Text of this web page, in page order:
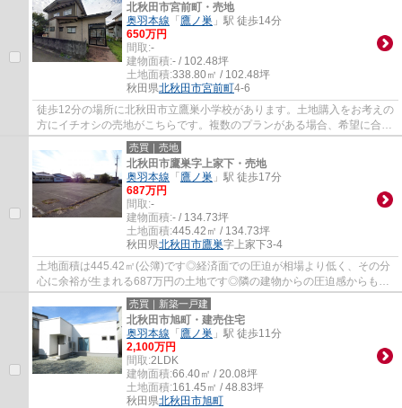
北秋田市宮前町・売地
奥羽本線 「 鷹ノ巣 」駅 徒歩14分
650万円
間取:-
建物面積:- / 102.48坪
土地面積:338.80㎡ / 102.48坪
秋田県北秋田市宮前町4-6
徒歩12分の場所に北秋田市立鷹巣小学校があります。土地購入をお考えの
方にイチオシの売地がこちらです。複数のプランがある場合、希望に合っ
た間取りが選べる建築条件付きです。住ま...
売買｜売地
北秋田市鷹巣字上家下・売地
奥羽本線 「 鷹ノ巣 」駅 徒歩17分
687万円
間取:-
建物面積:- / 134.73坪
土地面積:445.42㎡ / 134.73坪
秋田県北秋田市鷹巣字上家下3-4
土地面積は445.42㎡(公簿)です◎経済面での圧迫が相場より低く、その分
心に余裕が生まれる687万円の土地です◎隣の建物からの圧迫感からも解
放されるのが角地の特徴です◎建物を建てる際...
売買｜新築一戸建
北秋田市旭町・建売住宅
奥羽本線 「 鷹ノ巣 」駅 徒歩11分
2,100万円
間取:2LDK
建物面積:66.40㎡ / 20.08坪
土地面積:161.45㎡ / 48.83坪
秋田県北秋田市旭町